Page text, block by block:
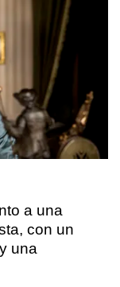
a una
con un
una